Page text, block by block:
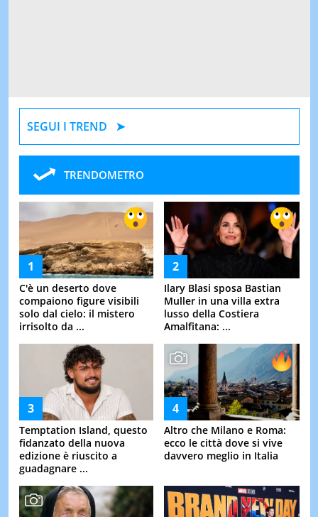
SEGUI I TREND
TRENDOMETRO
C'è un deserto dove
compaiono figure visibili
solo dal cielo: il mistero
irrisolto da ...
Ilary Blasi sposa Bastian
Muller in una villa extra
lusso della Costiera
Amalfitana: ...
Temptation Island, questo
fidanzato della nuova
edizione è riuscito a
guadagnare ...
Altro che Milano e Roma:
ecco le città dove si vive
davvero meglio in Italia